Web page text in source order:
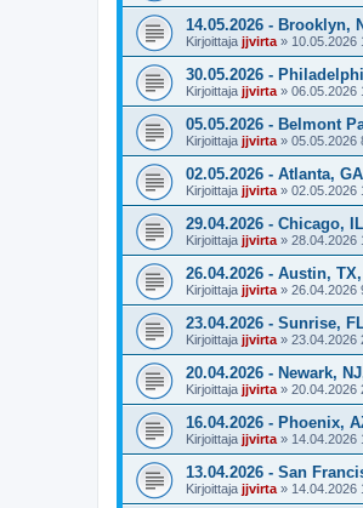
14.05.2026 - Brooklyn,
Kirjoittaja jjvirta » 10.05.2026
30.05.2026 -
Kirjoittaja jjvirta » 06.05.2026
05.05.2026 - Belmont
Kirjoittaja jjvirta » 05.05.2026
02.05.2026 - Atlanta,
Kirjoittaja jjvirta » 02.05.2026
29.04.2026 - Chicago,
Kirjoittaja jjvirta » 28.04.2026
26.04.2026 - Austin,
Kirjoittaja jjvirta » 26.04.2026
23.04.2026 - Sunrise,
Kirjoittaja jjvirta » 23.04.2026
20.04.2026 - Newark,
Kirjoittaja jjvirta » 20.04.2026
16.04.2026 - Phoenix,
Kirjoittaja jjvirta » 14.04.2026
13.04.2026 - San
Kirjoittaja jjvirta » 14.04.2026